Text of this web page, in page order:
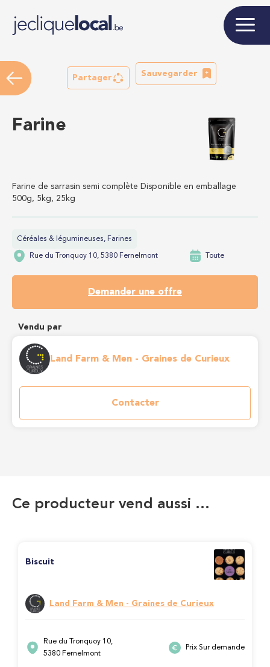
Partager
Sauvegarder
Farine
Farine de sarrasin semi complète Disponible en emballage
500g, 5kg, 25kg
Céréales & légumineuses, Farines
Rue du Tronquoy 10, 5380 Fernelmont Toute
Demander une offre
Vendu par
Land Farm & Men - Graines de Curieux
Contacter
Ce producteur vend aussi …
Biscuit
Land Farm & Men - Graines de Curieux
Rue du Tronquoy 10,
5380 Fernelmont
Prix Sur demande